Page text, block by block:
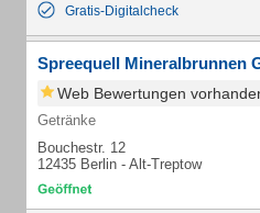
Gratis-Digitalcheck
Spreequell Mineralbrunnen
Web Bewertungen
Getränke
Bouchestr. 12
12435 Berlin - Alt-Treptow